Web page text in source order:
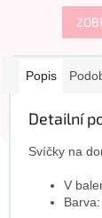
Popis
Detailní
Svíčky na
V